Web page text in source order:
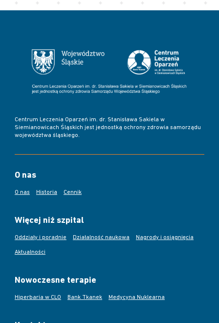
Centrum Leczenia Oparzeń im. dr. Stanisława Sakiela w
Siemianowicach Śląskich jest jednostką ochrony zdrowia samorządu
województwa śląskiego.
O nas
O nas Historia Cennik
Więcej niż szpital
Oddziały i poradnie Działalność naukowa Nagrody i osiągnięcia
Aktualności
Nowoczesne terapie
Hiperbaria w CLO Bank Tkanek Medycyna Nuklearna